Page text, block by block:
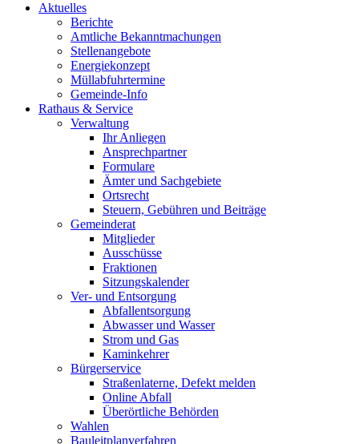
Aktuelles
Berichte
Amtliche Bekanntmachungen
Stellenangebote
Energiekonzept
Müllabfuhrtermine
Gemeinde-Info
Rathaus & Service
Verwaltung
Ihr Anliegen
Ansprechpartner
Formulare
Ämter und Sachgebiete
Ortsrecht
Steuern, Gebühren und Beiträge
Gemeinderat
Mitglieder
Ausschüsse
Fraktionen
Sitzungskalender
Ver- und Entsorgung
Abfallentsorgung
Abwasser und Wasser
Strom und Gas
Kaminkehrer
Bürgerservice
Straßenlaterne, Defekt melden
Online Abfall
Überörtliche Behörden
Wahlen
Bauleitplanverfahren